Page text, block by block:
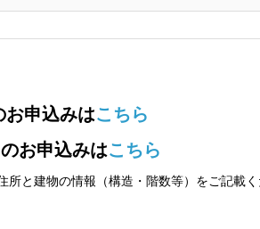
お申込みはこちら
お申込みはこちら
所と建物の情報（構造・階数等）をご記載